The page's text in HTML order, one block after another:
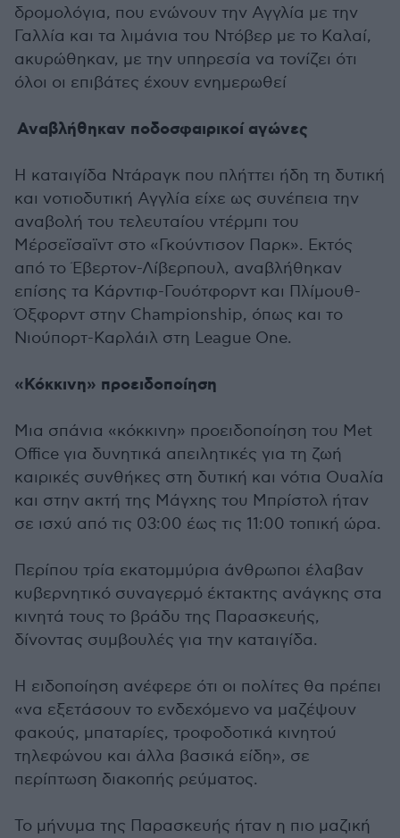
δρομολόγια, που ενώνουν την Αγγλία με την
Γαλλία και τα λιμάνια του Ντόβερ με το Καλαί,
ακυρώθηκαν, με την υπηρεσία να τονίζει ότι
όλοι οι επιβάτες έχουν ενημερωθεί
Αναβλήθηκαν ποδοσφαιρικοί αγώνες
Η καταιγίδα Ντάραγκ που πλήττει ήδη τη δυτική
και νοτιοδυτική Αγγλία είχε ως συνέπεια την
αναβολή του τελευταίου ντέρμπι του
Μέρσεϊσαϊντ στο «Γκούντισον Παρκ». Εκτός
από το Έβερτον-Λίβερπουλ, αναβλήθηκαν
επίσης τα Κάρντιφ-Γουότφορντ και Πλίμουθ-
Όξφορντ στην Championship, όπως και το
Νιούπορτ-Καρλάιλ στη League One.
«Κόκκινη» προειδοποίηση
Μια σπάνια «κόκκινη» προειδοποίηση του Met
Office για δυνητικά απειλητικές για τη ζωή
καιρικές συνθήκες στη δυτική και νότια Ουαλία
και στην ακτή της Μάγχης του Μπρίστολ ήταν
σε ισχύ από τις 03:00 έως τις 11:00 τοπική ώρα.
Περίπου τρία εκατομμύρια άνθρωποι έλαβαν
κυβερνητικό συναγερμό έκτακτης ανάγκης στα
κινητά τους το βράδυ της Παρασκευής,
δίνοντας συμβουλές για την καταιγίδα.
Η ειδοποίηση ανέφερε ότι οι πολίτες θα πρέπει
«να εξετάσουν το ενδεχόμενο να μαζέψουν
φακούς, μπαταρίες, τροφοδοτικά κινητού
τηλεφώνου και άλλα βασικά είδη», σε
περίπτωση διακοπής ρεύματος.
Το μήνυμα της Παρασκευής ήταν η πιο μαζική